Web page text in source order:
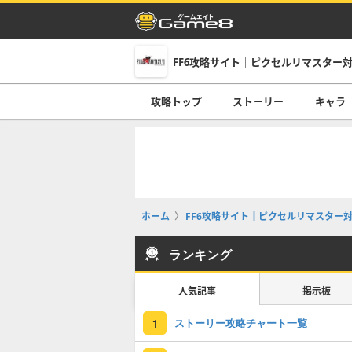
攻略トップ ストーリー キャラ
ホーム FF6攻略サイト｜ピクセルリマスター
ランキング
人気記事 掲示板
1 ストーリー攻略チャート一覧